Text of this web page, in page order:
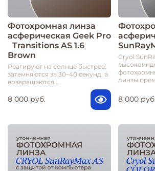
Фотохромная линза
асферическая Geek Pro
Transitions AS 1.6
Brown
Реагируют на солнце быстрее:
затемняются за 30–40 секунд, а
возвращаются...
8 000 руб.
Cryol
линзы
8 000